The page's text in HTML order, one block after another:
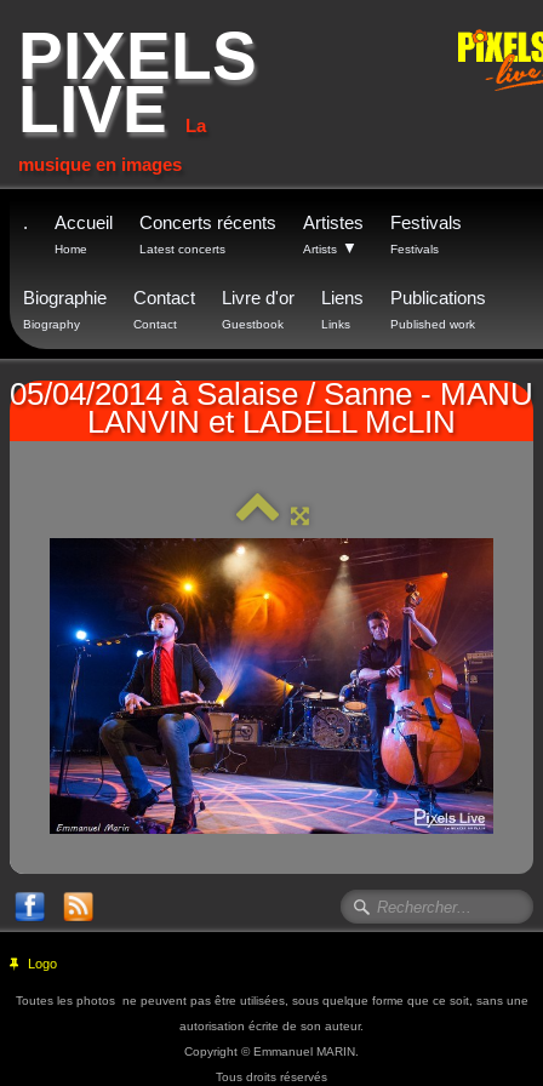
PIXELS
LIVELa
musique en images
. Accueil
Home
Concerts récents
Latest concerts
Artistes
Artists ▼
Festivals
Festivals
Biographie
Biography
Contact
Contact
Livre d'or
Guestbook
Liens
Links
Publications
Published work
05/04/2014 à Salaise / Sanne - MANU
LANVIN et LADELL McLIN
Logo
Toutes les photos ne peuvent pas être utilisées, sous quelque forme que ce soit, sans une
autorisation écrite de son auteur.
Copyright © Emmanuel MARIN.
Tous droits réservés